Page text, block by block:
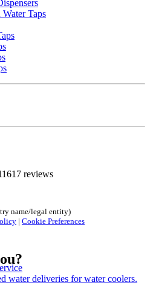
water deliveries for water coolers.
Taps
reviews
name/legal entity)
| Cookie Preferences